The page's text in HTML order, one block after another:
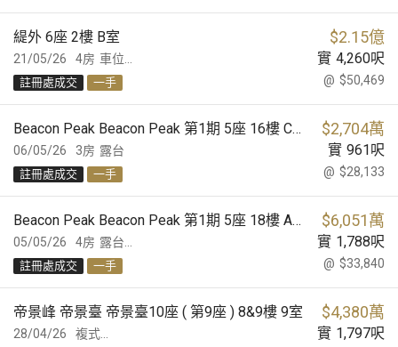
21/05/26
緹外 6座 2樓 B室 $2.15億
車位... 實 4,260呎
4房
@ $50,469
註冊處成交 一手
06/05/26
Beacon Peak Beacon Peak 第1期 5座 16樓 C室 $2,704萬
露台 實 961 呎
3房
@ $28,133
註冊處成交 一手
05/05/26
Beacon Peak Beacon Peak 第1期 5座 18樓 A室 $6,051萬
露台... 實 1,788呎
4房
@ $33,840
註冊處成交 一手
28/04/26
帝景峰 帝景臺 帝景臺10座 ( 第9座 ) 8&9樓 9室 $4,380萬
複式... 實 1,797呎